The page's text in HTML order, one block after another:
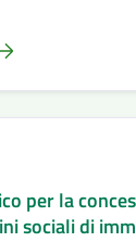
per la
sociali di